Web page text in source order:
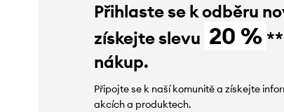
Přihlaste se k odběru
získejte slevu 20 %
nákup.
Připojte se k naší komunitě a získejte
akcích a produktech.